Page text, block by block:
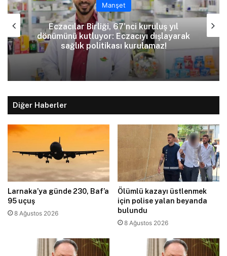
Manşet
Eczacılar Birliği, 67’nci kuruluş yıl
dönümünü kutluyor: Eczacıyı dışlayarak
sağlık politikası kurulamaz!
Diğer Haberler
Larnaka’ya günde 230, Baf’a
95 uçuş
8 Ağustos 2026
Ölümlü kazayı üstlenmek
için polise yalan beyanda
bulundu
8 Ağustos 2026